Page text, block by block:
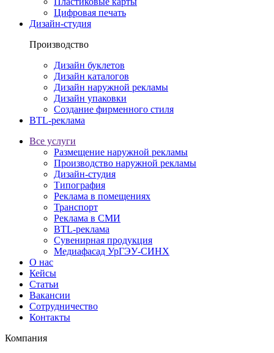
Цифровая печать
Дизайн-студия
Производство
Дизайн буклетов
Дизайн каталогов
Дизайн наружной рекламы
Дизайн упаковки
Создание фирменного стиля
BTL-реклама
Все услуги
Размещение наружной рекламы
Производство наружной рекламы
Дизайн-студия
Типография
Реклама в помещениях
Транспорт
Реклама в СМИ
BTL-реклама
Сувенирная продукция
Медиафасад УрГЭУ-СИНХ
О нас
Кейсы
Статьи
Вакансии
Сотрудничество
Контакты
Компания